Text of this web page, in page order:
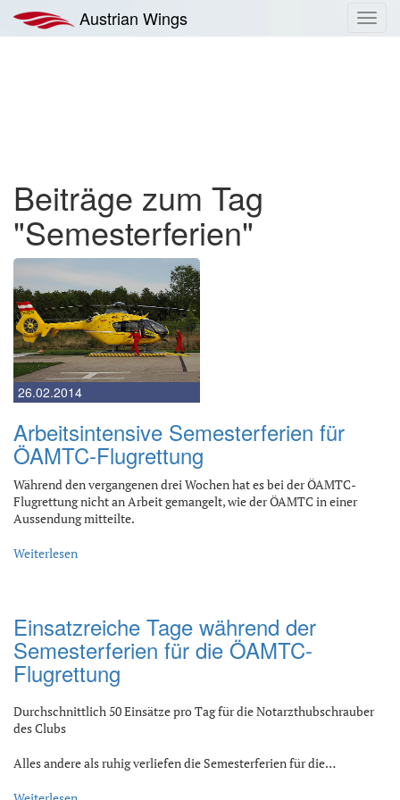
Inhalt
springen
Austrian Wings
Beiträge zum Tag
"Semesterferien"
26.02.2014
Arbeitsintensive Semesterferien für
ÖAMTC-Flugrettung
Während den vergangenen drei Wochen hat es bei der ÖAMTC-
Flugrettung nicht an Arbeit gemangelt, wie der ÖAMTC in einer
Aussendung mitteilte.
Weiterlesen
Einsatzreiche Tage während der
Semesterferien für die ÖAMTC-
Flugrettung
Durchschnittlich 50 Einsätze pro Tag für die Notarzthubschrauber
des Clubs
Alles andere als ruhig verliefen die Semesterferien für die…